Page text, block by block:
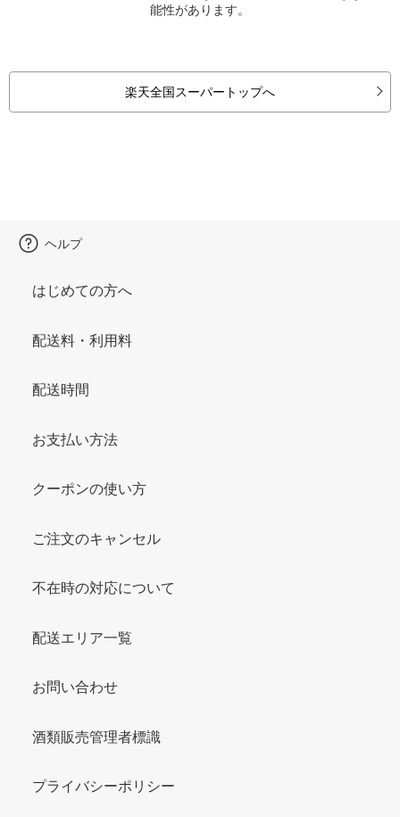
能性があります。
楽天全国スーパートップへ
ヘルプ
はじめての方へ
配送料・利用料
配送時間
お支払い方法
クーポンの使い方
ご注文のキャンセル
不在時の対応について
配送エリア一覧
お問い合わせ
酒類販売管理者標識
プライバシーポリシー